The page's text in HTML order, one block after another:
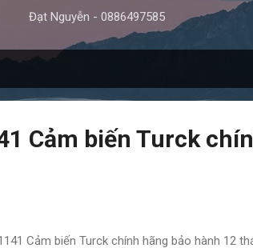
Đạt Nguyễn - 0886497585
Cảm biến Turck
Cảm biến Turck chính hãng bảo hành 12